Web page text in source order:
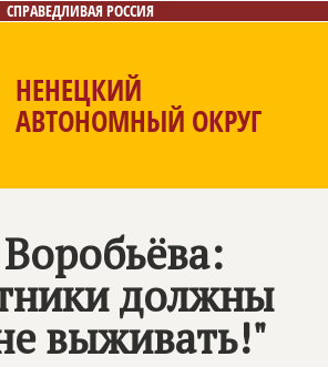
СПРАВЕДЛИВАЯ РОССИЯ
НЕНЕЦКИЙ
АВТОНОМНЫЙ ОКРУГ
Контакты
должны
выживать!"